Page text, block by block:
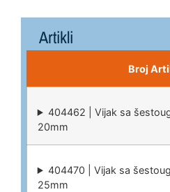
Artikli
Broj
404462 | Vijak sa
20mm
404470 | Vijak sa
25mm